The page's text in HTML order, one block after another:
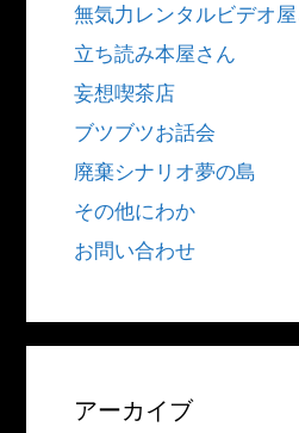
無気力レンタルビデオ
立ち読み本屋さん
妄想喫茶店
ブツブツお話会
廃棄シナリオ夢の島
その他にわか
お問い合わせ
アーカイブ